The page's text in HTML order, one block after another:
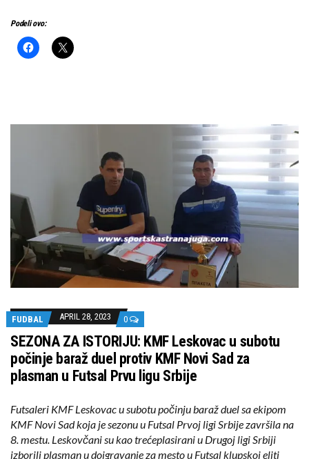
Podeli ovo:
FUDBAL APRIL 28, 2023 0
SEZONA ZA ISTORIJU: KMF Leskovac u subotu
počinje baraž duel protiv KMF Novi Sad za
plasman u Futsal Prvu ligu Srbije
Futsaleri KMF Leskovac u subotu počinju baraž duel sa ekipom
KMF Novi Sad koja je sezonu u Futsal Prvoj ligi Srbije završila na
8. mestu. Leskovčani su kao trećeplasirani u Drugoj ligi Srbiji
izborili plasman u doigravanje za mesto u Futsal klupskoj eliti